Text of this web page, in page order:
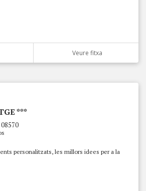
Veure fitxa
***
personalitzats, les millors idees per a la